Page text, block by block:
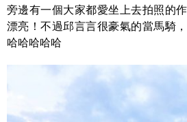
旁邊有一個大家都愛坐上去拍照的
漂亮！不過邱言言很豪氣的當馬騎
哈哈哈哈哈